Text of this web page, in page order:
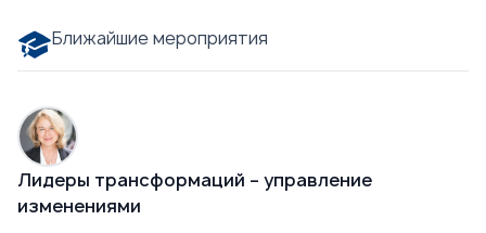
Ближайшие мероприятия
Лидеры трансформаций – управление
изменениями